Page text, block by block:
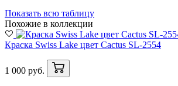
Показать всю таблицу
Похожие в коллекции
Краска Swiss Lake цвет Cactus SL-2554
1 000 руб.